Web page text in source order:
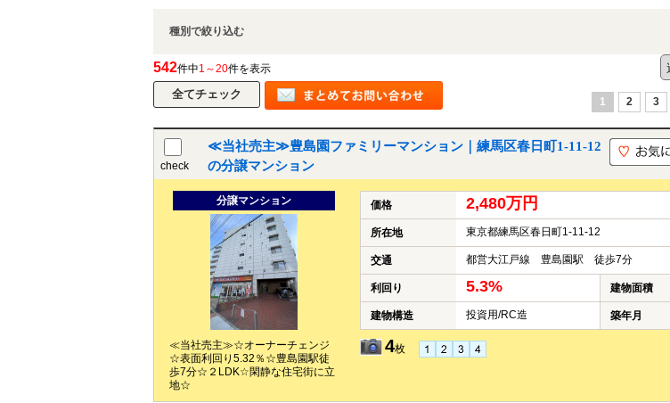
種別で絞り込む
542件中1～20件を表示
1 2 3
check
≪当社売主≫豊島園ファミリーマンション｜練馬区春日町1-11-12
の分譲マンション
分譲マンション
≪当社売主≫☆オーナーチェンジ
☆表面利回り5.32％☆豊島園駅徒
歩7分☆２LDK☆閑静な住宅街に立
地☆
価格 2,480万円
所在地 東京都練馬区春日町1-11-12
交通 都営大江戸線 豊島園駅 徒歩7分
利回り 5.3% 建物面積
建物構造 投資用/RC造 築年月
4枚